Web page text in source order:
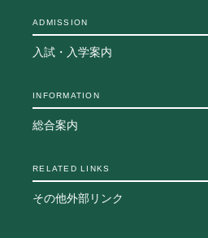
ADMISSION
入試・入学案内
INFORMATION
総合案内
RELATED LINKS
その他外部リンク